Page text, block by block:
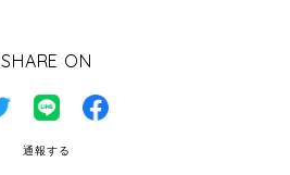
SHARE ON
通報する